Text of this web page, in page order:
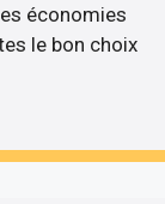
économies
le bon choix